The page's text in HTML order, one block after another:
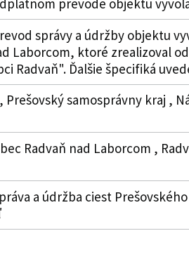
prevode objektu
správy a údržby objektu
Laborcom, ktoré zrealizoval
Radvaň". Ďalšie špecifiká
Prešovský samosprávny kraj ,
Radvaň nad Laborcom ,
a údržba ciest